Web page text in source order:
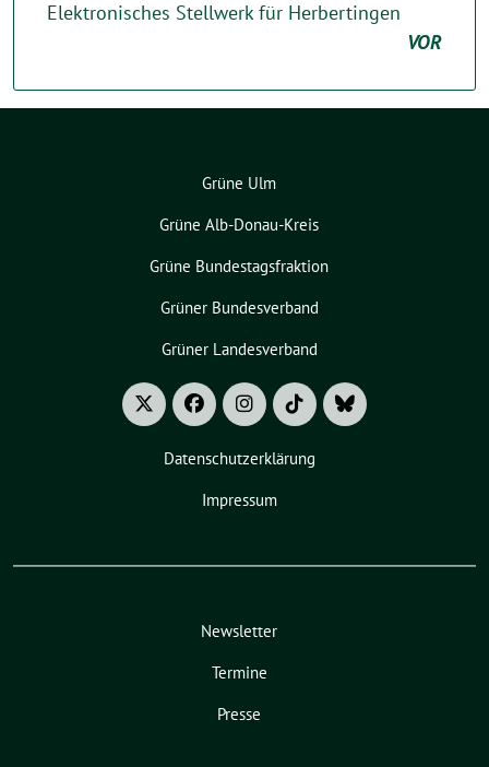
Elektronisches Stellwerk für Herbertingen
VOR
Grüne Ulm
Grüne Alb-Donau-Kreis
Grüne Bundestagsfraktion
Grüner Bundesverband
Grüner Landesverband
Datenschutzerklärung
Impressum
Newsletter
Termine
Presse